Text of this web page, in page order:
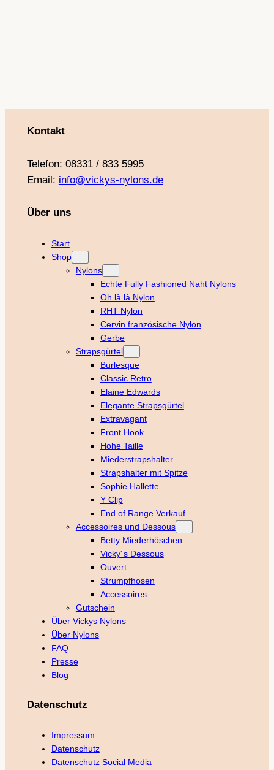
Kontakt
Telefon: 08331 / 833 5995
Email: info@vickys-nylons.de
Über uns
Start
Shop
Nylons
Echte Fully Fashioned Naht Nylons
Oh là là Nylon
RHT Nylon
Cervin französische Nylon
Gerbe
Strapsgürtel
Burlesque
Classic Retro
Elaine Edwards
Elegante Strapsgürtel
Extravagant
Front Hook
Hohe Taille
Miederstrapshalter
Strapshalter mit Spitze
Sophie Hallette
Y Clip
End of Range Verkauf
Accessoires und Dessous
Betty Miederhöschen
Vicky´s Dessous
Ouvert
Strumpfhosen
Accessoires
Gutschein
Über Vickys Nylons
Über Nylons
FAQ
Presse
Blog
Datenschutz
Impressum
Datenschutz
Datenschutz Social Media